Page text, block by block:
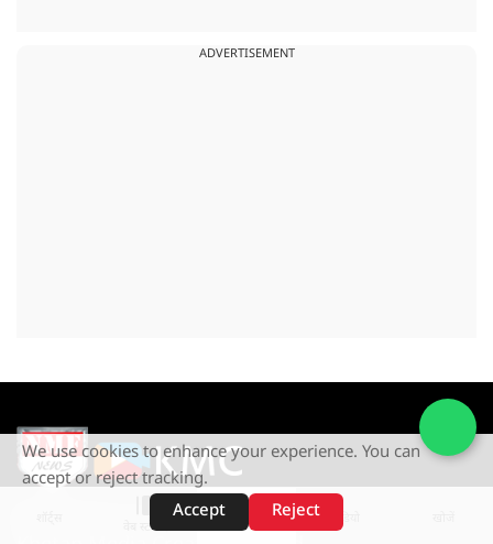
ADVERTISEMENT
वेब स्टोरीज़
NMF News is a Subsidary of
We use cookies to enhance your experience. You can
accept or reject tracking.
Accept
Reject